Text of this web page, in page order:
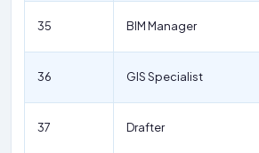
35 BIM Manager
36 GIS Specialist
37 Drafter